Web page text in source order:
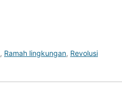
, Ramah lingkungan, Revolusi